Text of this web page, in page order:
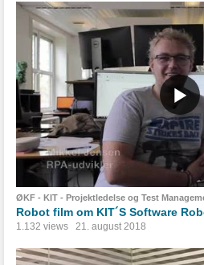
ØKF - KIT - Projektledelse og Test
Robot film om KIT´S Software
1.132 views 21. august 2018